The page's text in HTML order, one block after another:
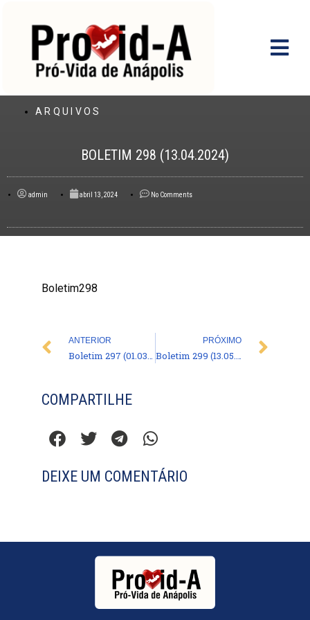
ARQUIVOS
BOLETIM 298 (13.04.2024)
admin abril 13, 2024 No Comments
Boletim298
Prev
ANTERIOR
Boletim 297 (01.03.2024)
PRÓXIMO
Boletim 299 (13.05.2024)
COMPARTILHE
DEIXE UM COMENTÁRIO